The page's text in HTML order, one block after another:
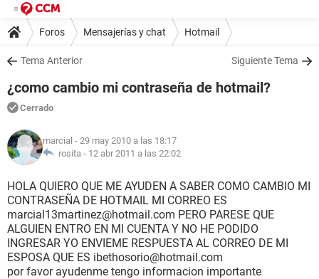
Foros Mensajerías y chat Hotmail
Tema Anterior Siguiente Tema
¿como cambio mi contraseña de hotmail?
Cerrado
marcial - 29 may 2010 a las 18:17
rosita - 12 abr 2011 a las 22:02
HOLA QUIERO QUE ME AYUDEN A SABER COMO CAMBIO MI
CONTRASEÑA DE HOTMAIL MI CORREO ES
marcial13martinez@hotmail.com PERO PARESE QUE
ALGUIEN ENTRO EN MI CUENTA Y NO HE PODIDO
INGRESAR YO ENVIEME RESPUESTA AL CORREO DE MI
ESPOSA QUE ES ibethosorio@hotmail.com
por favor ayudenme tengo informacion importante